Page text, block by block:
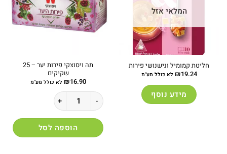
המלאי אזל
חליטת קמומיל ונישנושי פירות
₪19.24 לא כולל מע"מ
מידע נוסף
תה ויסוצקי פירות יער – 25
שקיקים
₪16.90 לא כולל מע"מ
כמות של תה ויסוצקי פירות יער - 25 שקיקים
הוספה לסל